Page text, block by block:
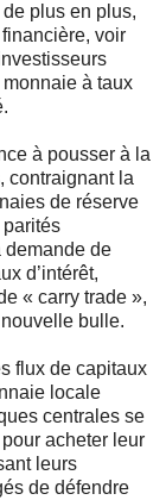
plus en plus,
voir
à taux
à pousser à la
contraignant la
de réserve
demande de
d’intérêt,
« carry trade »,
bulle.
flux de capitaux
locale
centrales se
acheter leur
leurs
de défendre